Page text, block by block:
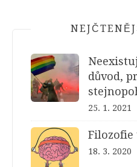
důvod,
25. 1. 2021
Filozofie
18. 3. 2020